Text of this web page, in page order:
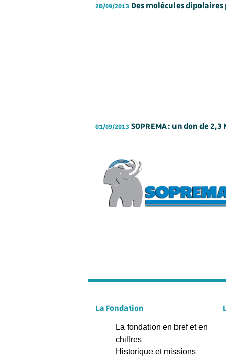
20/09/2013 Des molécules
01/09/2013 SOPREMA : un don de
La Fondation
La fondation en bref et en
chiffres
Historique et missions